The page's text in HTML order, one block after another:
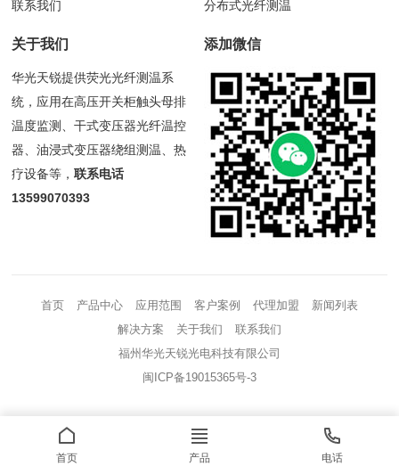
联系我们
分布式光纤测温
关于我们
华光天锐提供荧光光纤测温系
统，应用在高压开关柜触头母排
温度监测、干式变压器光纤温控
器、油浸式变压器绕组测温、热
疗设备等，联系电话
13599070393
添加微信
首页 产品中心 应用范围 客户案例 代理加盟
新闻列表
解决方案
关于我们
联系我们
福州华光天锐光电科技有限公司
闽ICP备19015365号-3
首页 产品 电话